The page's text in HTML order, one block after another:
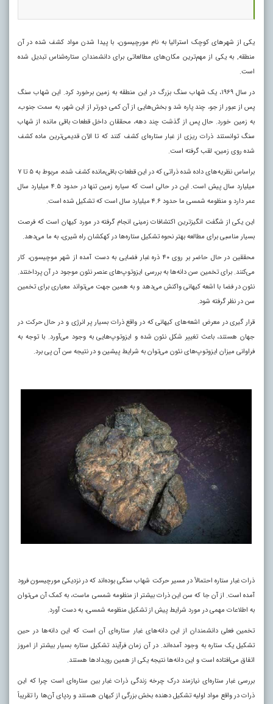
یکی از شهرهای کوچک استرالیا به نام مورچیسون، با پیدا شدن مواد کشف شده در آن
منطقه, به یکی از مهم‌ترین مکان‌های مطالعاتی برای دانشمندان ستاره‌شناس تبدیل شده
است.
در سال ۱۹۶۹، یک شهاب سنگ بزرگ در این منطقه به زمین برخورد کرد. این شهاب سنگ
پس از عبور از جو، چند پاره شد و بخش‌هایی از آن کمی دورتر از این شهر، به سمت جنوب،
به زمین خورد. حال پس از گذشت چند دهه، محققان داخل قطعات باقی مانده از شهاب
سنگ توانستند ذرات ریزی از غبار ستاره‌ای کشف کنند که تا الآن قدیمی‌ترین ماده کشف
شده روی زمین، لقب گرفته است.
براساس نظریه‌های داده شده ذراتی که در این قطعاتِ باقی‌مانده کشف شده، مربوط به ۵ تا ۷
میلیارد سال پیش است. این در حالی است که سیاره زمین تنها در حدود ۴.۵ میلیارد سال
عمر دارد و منظومه شمسی ما حدود ۴.۶ میلیارد سال است که تشکیل شده است.
این یکی از شگفت انگیز‌ترین اکتشافات زمینی انجام گرفته در مورد کیهان است که فرصت
بسیار مناسبی برای مطالعه بهتر نحوه تشکیل ستاره‌ها در کهکشان راه شیری، به ما می‌دهد.
محققین در حال حاضر بر روی ۴۰ ذره غبار فضایی به دست آمده از شهر موچیسون، کار
می‌کنند. برای تخمین سن دانه‌ها به بررسی ایزوتوپ‌های عنصر نئون موجود در آن پرداختند.
نئون در فضا با اشعه کیهانی واکنش می‌دهد و به همین جهت می‌تواند معیاری برای تخمین
سن در نظر گرفته شود.
قرار گیری در معرض اشعه‌های کیهانی که در واقع ذرات بسیار پر انرژی و در حال حرکت در
جهان هستند، باعث تغییر شکل نئون شده و ایزوتوپ‌هایی به وجود می‌آورد. با توجه به
فراوانی میزان ایزوتوپ‌های نئون می‌توان به شرایط پیشین و در نتیجه سن آن پی برد.
ذرات غبار ستاره احتمالاً در مسیر حرکت شهاب سنگی بوده‌اند که در نزدیکی مورچیسون فرود
آمده است. از آن جا که سن این ذرات بیشتر از منظومه شمسی ماست، به کمک آن می‌توان
به اطلاعات مهمی در مورد شرایط پیش از تشکیل منظومه شمسی، به دست آورد.
تخمین فعلی دانشمندان از این دانه‌های غبار ستاره‌ای آن است که این دانه‌ها در حین
تشکیل یک ستاره به وجود آمده‌اند. در آن زمان فرآیند تشکیل ستاره بسیار بیشتر از امروز
اتفاق می‌افتاده است و این دانه‌ها نتیجه یکی از همین رویداد‌ها هستند.
بررسی غبار ستاره‌ای نیازمند درک چرخه زندگی ذرات غبار بین ستاره‌ای است چرا که این
ذرات در واقع مواد اولیه تشکیل دهنده بخش بزرگی از کیهان هستند و ردپای آن‌ها را تقریباً